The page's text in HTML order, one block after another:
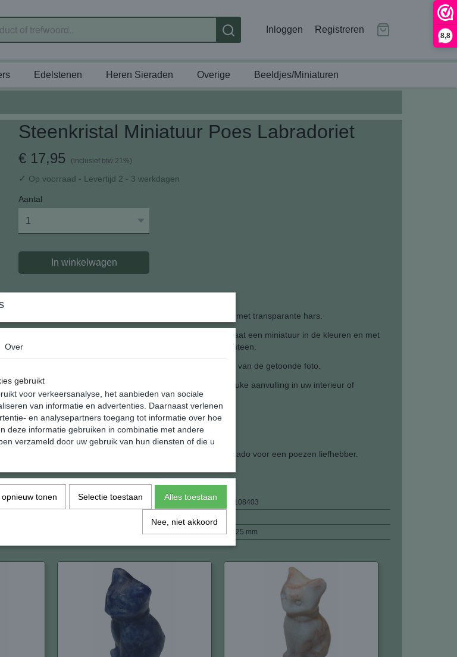
8,8
Inloggen Registreren
Edelstenen Heren Sieraden Overige Beeldjes/Miniaturen
Steenkristal Miniatuur Poes Labradoriet
€ 17,95 (inclusief btw 21%)
✓ Op voorraad - Levertijd 2 - 3 werkdagen
Aantal
In winkelwagen
Steen kristal wordt gevormd door natuursteen te mengen met transparante hars.
Dit mengel wordt geperst in een mal en gedroogd. Resultaat een miniatuur in de kleuren en met
behoudt van alle eigenschappen van de gebruikte natuursteen.
Geleverde miniatuur kan in kleur en tekening iets afwijken van de getoonde foto.
Deze serie poezen heeft een eigen uitstraling en is een leuke aanvulling in uw interieur of
miniatuur verzameling.
Afmeting: 20 x 25 x 41 mm.
Gewicht: 24 gram.
Wij verzenden in geschenk verpakking dus ook een leuk kado voor een poezen liefhebber.
Specificaties
EAN code
8720289108403
24,00 g
41 x 20 x 25 mm
Over
gebruikt
voor verkeersanalyse, het aanbieden van sociale
van informatie en advertenties. Daarnaast verlenen
en analysepartners toegang tot informatie over hoe
deze informatie gebruiken in combinatie met andere
verzameld door uw gebruik van hun diensten of die u
opnieuw tonen Selectie toestaan Alles toestaan
Nee, niet akkoord